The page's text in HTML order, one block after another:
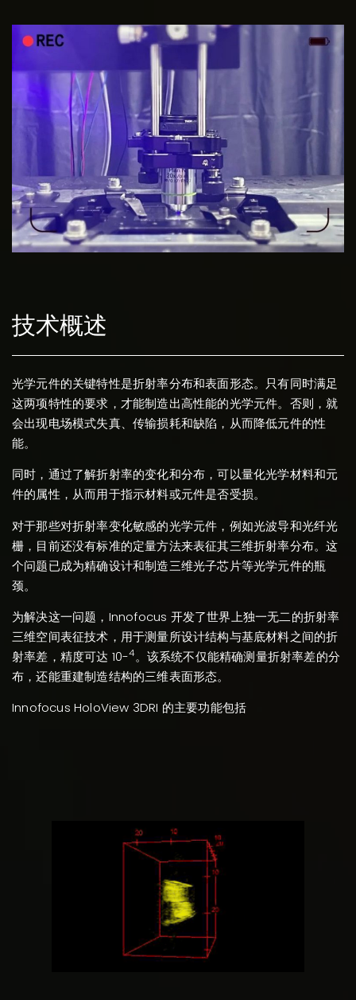
技术概述
光学元件的关键特性是折射率分布和表面形态。只有同时满足
这两项特性的要求，才能制造出高性能的光学元件。否则，就
会出现电场模式失真、传输损耗和缺陷，从而降低元件的性
能。
同时，通过了解折射率的变化和分布，可以量化光学材料和元
件的属性，从而用于指示材料或元件是否受损。
对于那些对折射率变化敏感的光学元件，例如光波导和光纤光
栅，目前还没有标准的定量方法来表征其三维折射率分布。这
个问题已成为精确设计和制造三维光子芯片等光学元件的瓶
颈。
为解决这一问题，Innofocus 开发了世界上独一无二的折射率
三维空间表征技术，用于测量所设计结构与基底材料之间的折
射率差，精度可达 10-4。该系统不仅能精确测量折射率差的分
布，还能重建制造结构的三维表面形态。
Innofocus HoloView 3DRI 的主要功能包括